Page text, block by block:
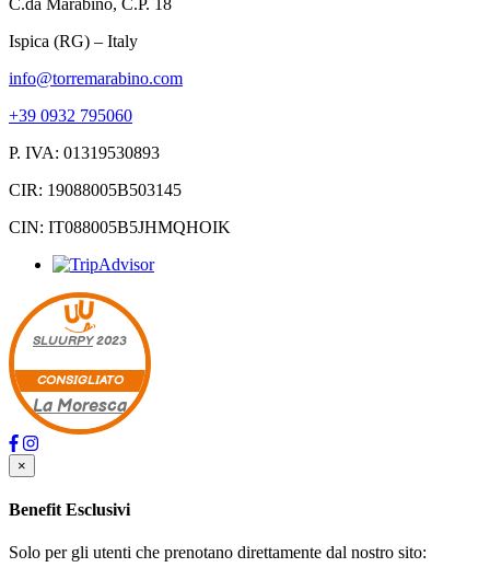
Ispica (RG) – Italy
info@torremarabino.com
+39 0932 795060
P. IVA: 01319530893
CIR: 19088005B503145
CIN: IT088005B5JHMQHOIK
SLUURPY2023
CONSIGLIATO
La Moresca
×
Benefit Esclusivi
Solo per gli utenti che prenotano direttamente dal nostro sito: